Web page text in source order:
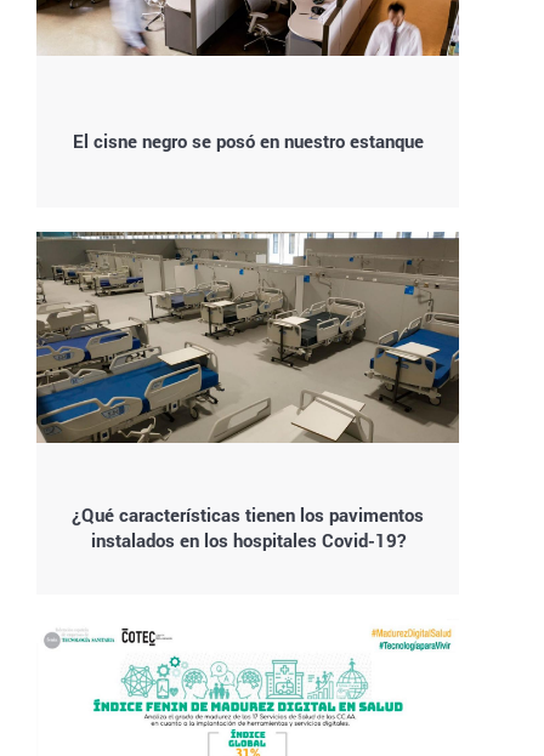
El cisne negro se posó en nuestro estanque
¿Qué características tienen los pavimentos
instalados en los hospitales Covid-19?